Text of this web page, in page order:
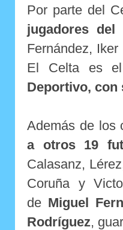
Por parte del
jugadores del
Fernández,
El Celta es
Deportivo, con
Además de los
a otros 19
Calasanz,
Coruña y
de Miguel
Rodríguez,